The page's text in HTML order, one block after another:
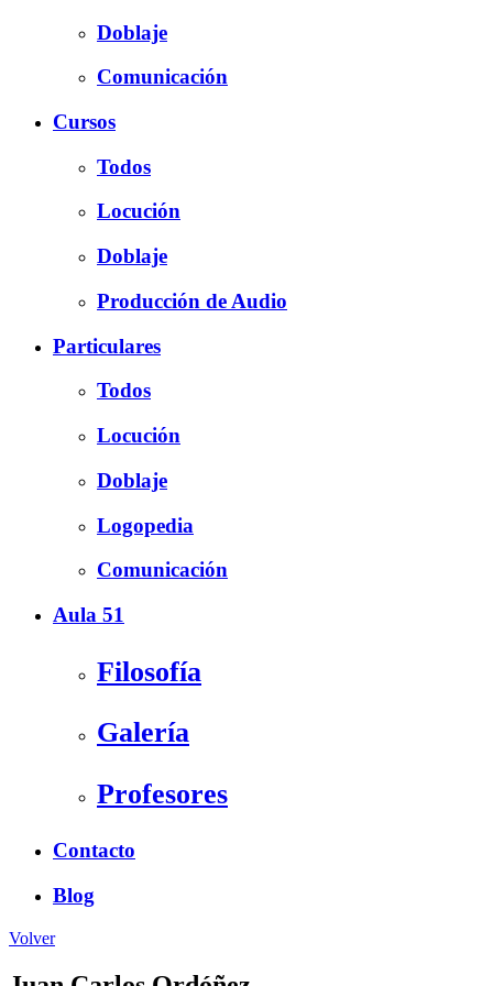
Doblaje
Comunicación
Cursos
Todos
Locución
Doblaje
Producción de Audio
Particulares
Todos
Locución
Doblaje
Logopedia
Comunicación
Aula 51
Filosofía
Galería
Profesores
Contacto
Blog
Volver